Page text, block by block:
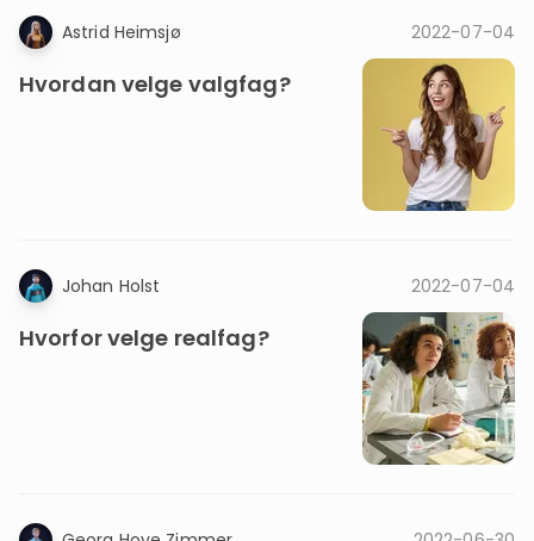
Astrid Heimsjø 2022-07-04
Hvordan velge valgfag?
Johan Holst 2022-07-04
Hvorfor velge realfag?